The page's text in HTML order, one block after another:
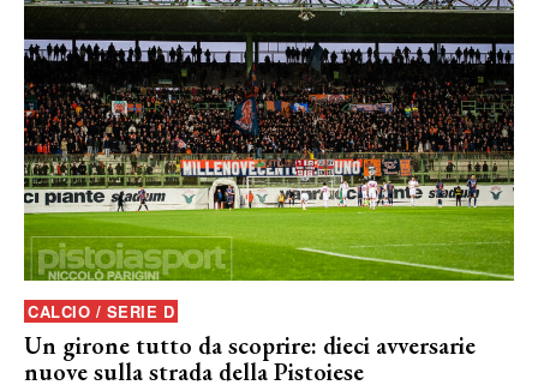
CALCIO / SERIE D
Un girone tutto da scoprire: dieci avversarie
nuove sulla strada della Pistoiese